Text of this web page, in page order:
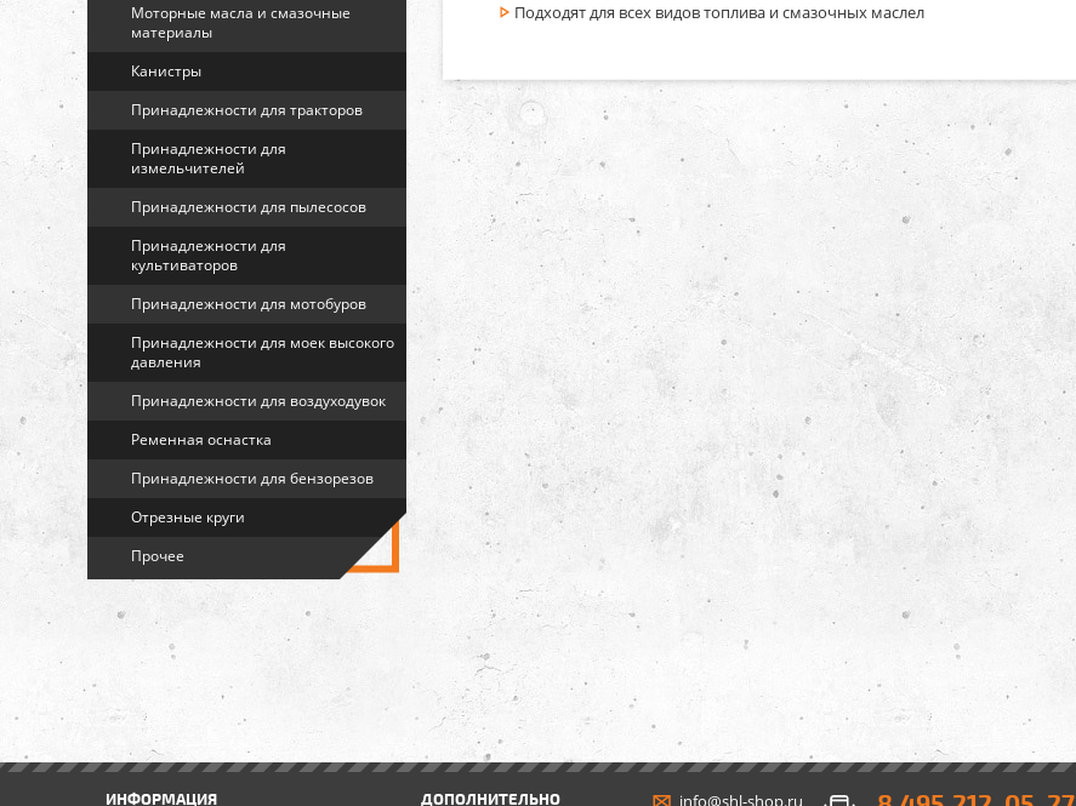
Моторные масла и смазочные
материалы
Канистры
Принадлежности для тракторов
Принадлежности для
измельчителей
Принадлежности для пылесосов
Принадлежности для
культиваторов
Принадлежности для мотобуров
Принадлежности для моек высокого
давления
Принадлежности для воздуходувок
Ременная оснастка
Принадлежности для бензорезов
Отрезные круги
Прочее
Подходят для всех видов топлива и смазочных маслел
ИНФОРМАЦИЯ ДОПОЛНИТЕЛЬНО info@shl-shop.ru